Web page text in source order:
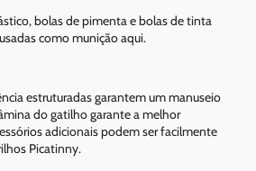
bolas de pimenta e bolas de tinta
como munição aqui.
estruturadas garantem um manuseio
do gatilho garante a melhor
adicionais podem ser facilmente
Picatinny.